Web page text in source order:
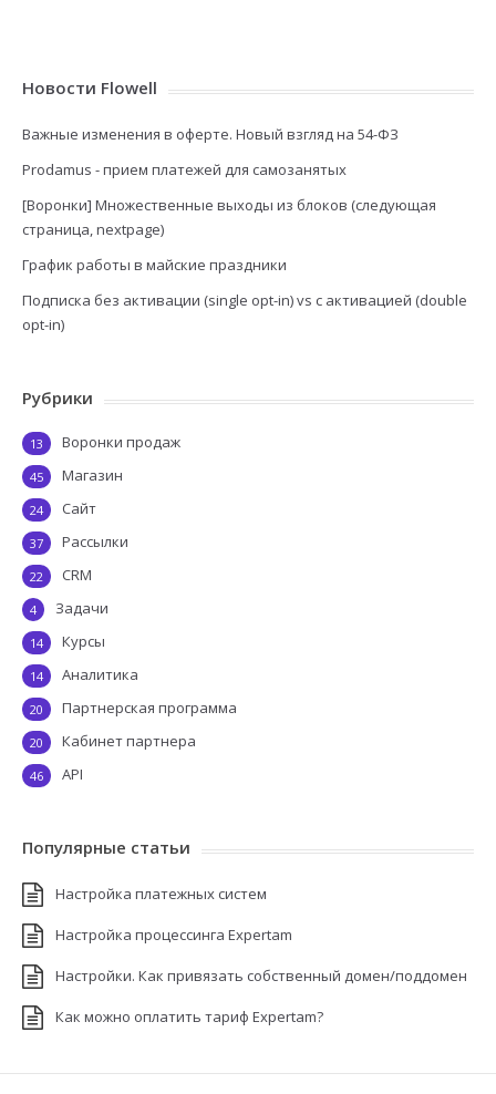
Новости Flowell
Важные изменения в оферте. Новый взгляд на 54-ФЗ
Prodamus - прием платежей для самозанятых
[Воронки] Множественные выходы из блоков (следующая
страница, nextpage)
График работы в майские праздники
Подписка без активации (single opt-in) vs с активацией (double
opt-in)
Рубрики
Воронки продаж
13
Магазин
45
Сайт
24
Рассылки
37
CRM
22
Задачи
4
Курсы
14
Аналитика
14
Партнерская программа
20
Кабинет партнера
20
API
46
Популярные статьи
Настройка платежных систем
Настройка процессинга Expertam
Настройки. Как привязать собственный домен/поддомен
Как можно оплатить тариф Expertam?